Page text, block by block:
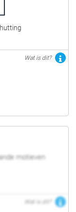
Wat is dit?
motieven
Wat is dit?